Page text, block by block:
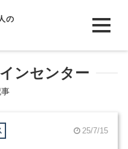
の
ンセンター
25/7/15